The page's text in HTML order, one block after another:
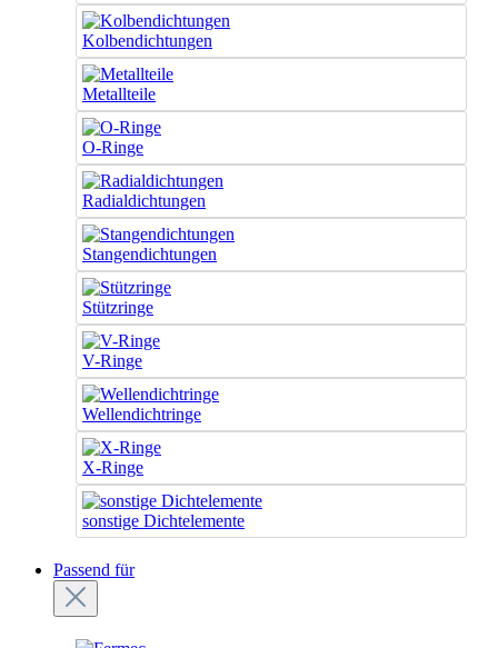
Kolbendichtungen
Metallteile
O-Ringe
Radialdichtungen
Stangendichtungen
Stützringe
V-Ringe
Wellendichtringe
X-Ringe
sonstige Dichtelemente
Passend für